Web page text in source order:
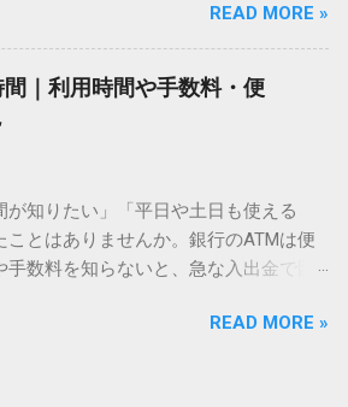
規格）によって「第1水準」「第2水
されています。しかし、人名や地名に
（旧字）や、特定の組織だけで作ら
般的な変換リストに含まれていない
は、いわば「住所」のような番号が割
換候補に出ない文字でも、この住所
れば、確実に呼び出すことができる
準機能！文字コードで漢字を出す「16
が高く、特別なソフトも不要なのが
じたりすることもあるかもしれませ
に、自分のタイミングで受け取りた
かけずに、スマホ一つで完結させた
てくれるのが、佐川急便の会員制サー
と、LINEや公式アプリの連携です。
、再配達のストレスは驚くほど軽く
よる具体的なメリットを徹底解説しま
が劇的に変わる「スマートクラブ」と
たいのが、佐川急便の個人向け無料会
理するための基盤となるサービスで
READ MORE »
｜利用時間や手数料・便
が知りたい」「平日や土日も使える
とはありませんか。銀行のATMは便
数料を知らないと、急な入出金で困
注意点、便利な活用法 を詳しく解説し
READ MORE »